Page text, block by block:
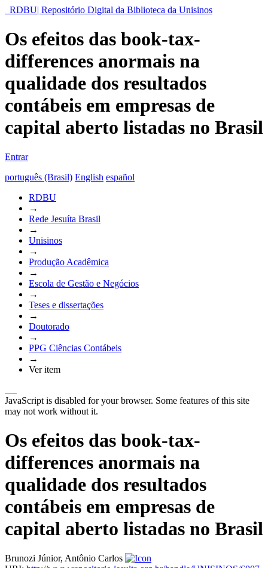
RDBU| Repositório Digital da Biblioteca da Unisinos
Os efeitos das book-tax-
differences anormais na
qualidade dos resultados
contábeis em empresas de
capital aberto listadas no Brasil
Entrar
português (Brasil) English español
RDBU
→
Rede Jesuíta Brasil
→
Unisinos
→
Produção Acadêmica
→
Escola de Gestão e Negócios
→
Teses e dissertações
→
Doutorado
→
PPG Ciências Contábeis
→
Ver item
JavaScript is disabled for your browser. Some features of this site
may not work without it.
Os efeitos das book-tax-
differences anormais na
qualidade dos resultados
contábeis em empresas de
capital aberto listadas no Brasil
Brunozi Júnior, Antônio Carlos